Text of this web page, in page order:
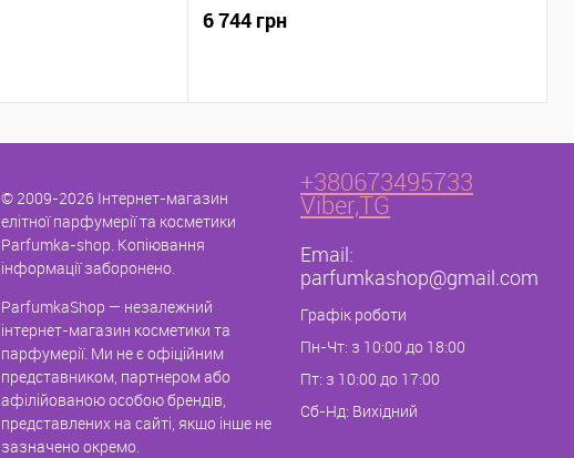
6 744 грн
© 2009-2026 Інтернет-магазин
елітної парфумерії та косметики
Parfumka-shop. Копіювання
інформації заборонено.
ParfumkaShop — незалежний
інтернет-магазин косметики та
парфумерії. Ми не є офіційним
представником, партнером або
афілійованою особою брендів,
представлених на сайті, якщо інше не
зазначено окремо.
+380673495733
Viber,TG
Email:
parfumkashop@gmail.com
Графік роботи
Пн-Чт: з 10:00 до 18:00
Пт: з 10:00 до 17:00
Сб-Нд: Вихідний